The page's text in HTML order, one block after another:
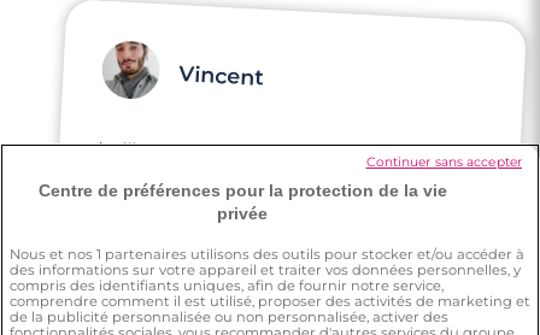
3 minutes
Rencontre à Vitrolles
Vincent
La liberté de choisir entre les profils et la
pertinence de chaque personne par
rapport à soi-même. Il y a d'ailleurs la
bonne dose d'infos : ce su'il faut pour avoir
un bon aperçu, mais pas trop non plus ;)
Centre de préférences pour la protection de la vie
privée
Nous et nos 1 partenaires utilisons des outils pour stocker et/ou accéder à
des informations sur votre appareil et traiter vos données personnelles, y
compris des identifiants uniques, afin de fournir notre service,
comprendre comment il est utilisé, proposer des activités de marketing et
de la publicité personnalisée ou non personnalisée, activer des
Continuer sans accepter